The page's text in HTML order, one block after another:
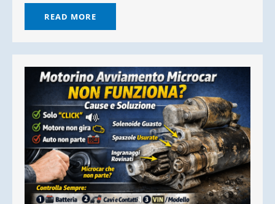
READ MORE